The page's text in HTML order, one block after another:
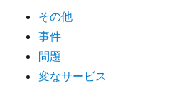
その他
事件
問題
変なサービス